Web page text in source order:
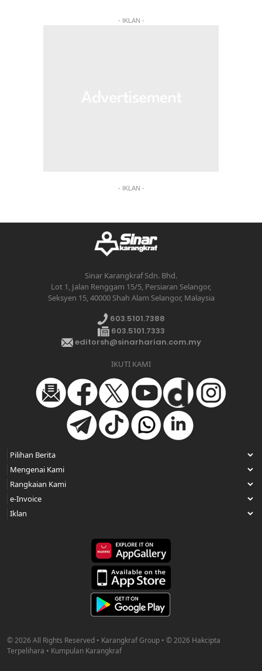
- IKLAN -
- IKLAN -
Sinar Karangkraf Sdn. Bhd.
Lot 1, Jalan Renggam 15/5, Persiaran Selangor,
Seksyen 15, 40000 Shah Alam Selangor, Malaysia
603.5101.7388
603.5101.7333
editorsh@sinarharian.com.my
IKUTI KAMI
© 2026 All Rights Reserved • Karangkraf Group • © 2026 Hakcipta
Terpelihara • Kumpulan Karangkraf